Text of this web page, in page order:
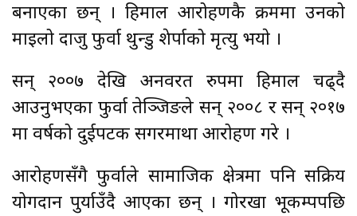
बनाएका छन् । हिमाल आरोहणकै क्रममा उनको
माइलो दाजु फुर्वा थुन्डु शेर्पाको मृत्यु भयाे ।
सन् २००७ देखि अनवरत रुपमा हिमाल चढ्दै
आउनुभएका फुर्वा तेञ्जिङले सन् २००८ र सन् २०१७
मा वर्षको दुईपटक सगरमाथा आरोहण गरे ।
आरोहणसँगै फुर्वाले सामाजिक क्षेत्रमा पनि सक्रिय
योगदान पुर्याउँदै आएका छन् । गोरखा भूकम्पपछि